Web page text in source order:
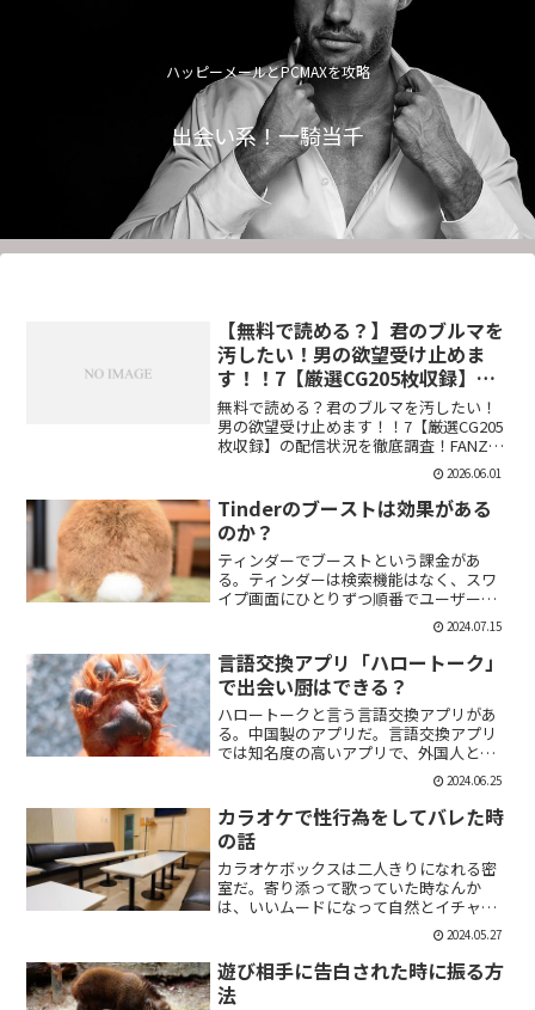
ハッピーメールとPCMAXを攻略
出会い系！一騎当千
【無料で読める？】君のブルマを
汚したい！男の欲望受け止めま
す！！7【厳選CG205枚収録】
【虚構クラブ】
無料で読める？君のブルマを汚したい！
男の欲望受け止めます！！7【厳選CG205
枚収録】の配信状況を徹底調査！FANZA
での販売形式やサンプル視聴、レビュー
評価もまとめています。今すぐチェッ
ク！【d_544876】
2026.06.01
Tinderのブーストは効果がある
のか？
ティンダーでブーストという課金があ
る。ティンダーは検索機能はなく、スワ
イプ画面にひとりずつ順番でユーザーが
表示される。その順番を優先して表示す
ることができる課金がブーストだ。ブー
スト1つ消費で30分間、ブースト2つ消費
で2時間の優先表示がさ...
2024.07.15
言語交換アプリ「ハロートーク」
で出会い厨はできる？
ハロートークと言う言語交換アプリがあ
る。中国製のアプリだ。言語交換アプリ
では知名度の高いアプリで、外国人と知
り合いたい付き合いたいという人にも魅
力的には一見魅力的にうつる。外国人の
恋人欲しいよな。俺もエマワトソンと結
婚してえ。ではハロートー...
2024.06.25
カラオケで性行為をしてバレた時
の話
カラオケボックスは二人きりになれる密
室だ。寄り添って歌っていた時なんか
は、いいムードになって自然とイチャイ
チャしはじめてしまうこともある。俺も
よく出会い系で知り合った人とカラオケ
にいったりする。相手もその気だったり
するから、なんかいいムード...
2024.05.27
遊び相手に告白された時に振る方
法